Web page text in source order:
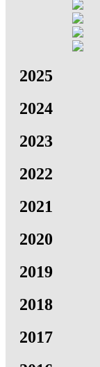
2025
2024
2023
2022
2021
2020
2019
2018
2017